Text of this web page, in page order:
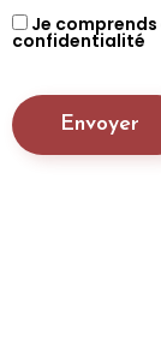
Je
confidentialité